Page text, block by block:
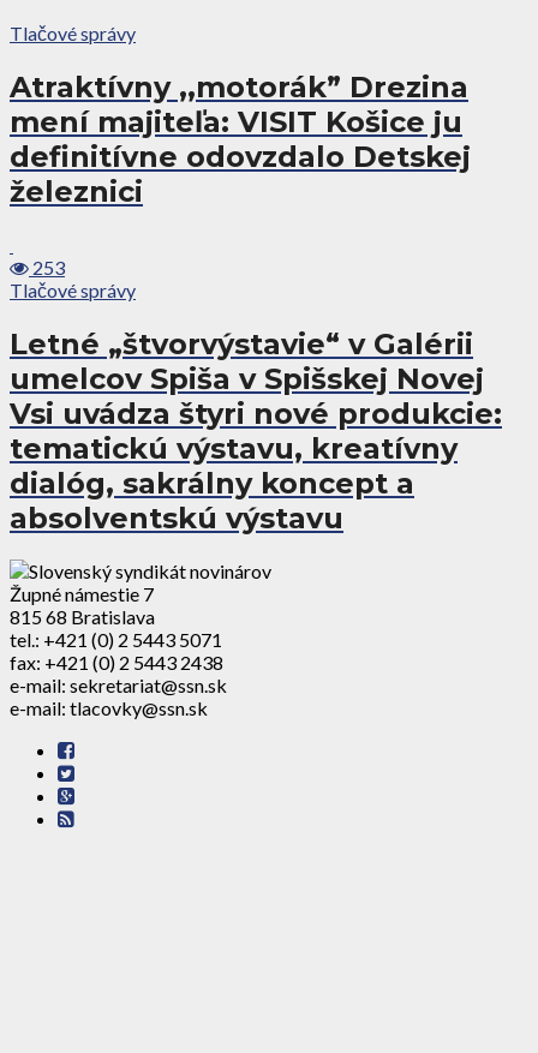
Tlačové správy
Atraktívny ,,motorák” Drezina
mení majiteľa: VISIT Košice ju
definitívne odovzdalo Detskej
železnici
253
Tlačové správy
Letné „štvorvýstavie“ v Galérii
umelcov Spiša v Spišskej Novej
Vsi uvádza štyri nové produkcie:
tematickú výstavu, kreatívny
dialóg, sakrálny koncept a
absolventskú výstavu
Župné námestie 7
815 68 Bratislava
tel.: +421 (0) 2 5443 5071
fax: +421 (0) 2 5443 2438
e-mail: sekretariat@ssn.sk
e-mail: tlacovky@ssn.sk